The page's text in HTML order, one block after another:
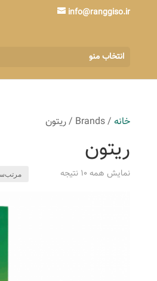
info@ranggiso.ir
انتخاب منو
خانه/ Brands / ریتون
ریتون
نمایش همه 10 نتیجه